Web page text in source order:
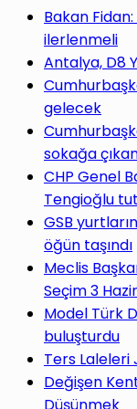
yap
...
Bakan
ilerlenmeli
Antalya, D8
gelecek
sokağa
CHP Genel
Tengioğlu
GSB
öğün taşındı
Meclis
Seçim 3
Model Türk
buluşturdu
Ters
Değişen